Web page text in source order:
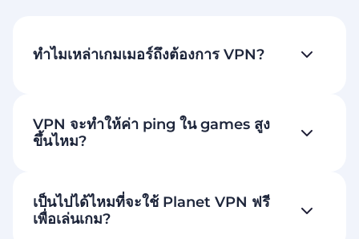
ทำไมเหล่าเกมเมอร์ถึงต้องการ VPN?
VPN จะทำให้ค่า ping ใน games สูง
ขึ้นไหม?
เป็นไปได้ไหมที่จะใช้ Planet VPN ฟรี
เพื่อเล่นเกม?